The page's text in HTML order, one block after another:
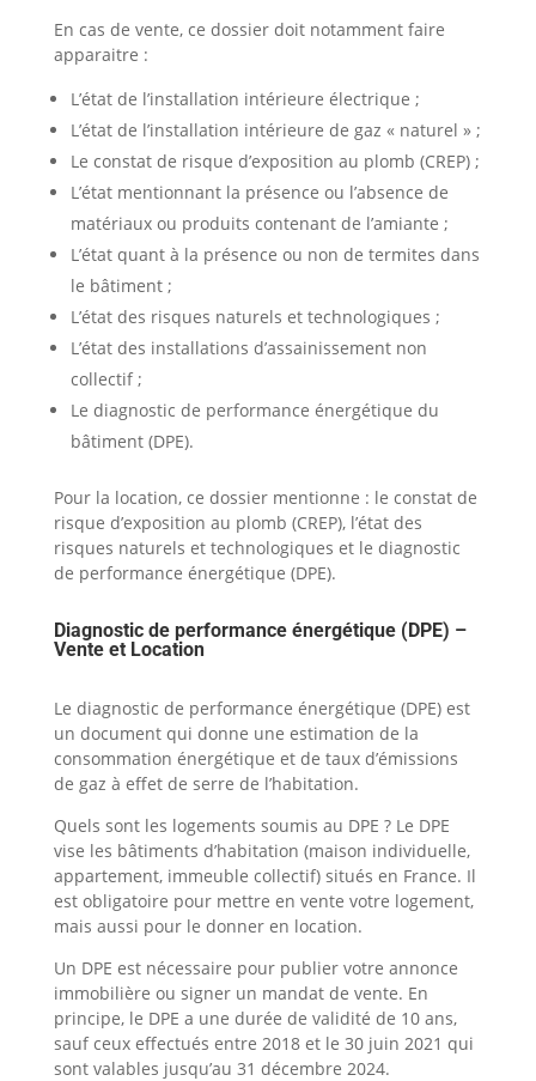
En cas de vente, ce dossier doit notamment faire
apparaitre :
L’état de l’installation intérieure électrique ;
L’état de l’installation intérieure de gaz « naturel » ;
Le constat de risque d’exposition au plomb (CREP) ;
L’état mentionnant la présence ou l’absence de
matériaux ou produits contenant de l’amiante ;
L’état quant à la présence ou non de termites dans
le bâtiment ;
L’état des risques naturels et technologiques ;
L’état des installations d’assainissement non
collectif ;
Le diagnostic de performance énergétique du
bâtiment (DPE).
Pour la location, ce dossier mentionne : le constat de
risque d’exposition au plomb (CREP), l’état des
risques naturels et technologiques et le diagnostic
de performance énergétique (DPE).
Diagnostic de performance énergétique (DPE) –
Vente et Location
Le diagnostic de performance énergétique (DPE) est
un document qui donne une estimation de la
consommation énergétique et de taux d’émissions
de gaz à effet de serre de l’habitation.
Quels sont les logements soumis au DPE ? Le DPE
vise les bâtiments d’habitation (maison individuelle,
appartement, immeuble collectif) situés en France. Il
est obligatoire pour mettre en vente votre logement,
mais aussi pour le donner en location.
Un DPE est nécessaire pour publier votre annonce
immobilière ou signer un mandat de vente. En
principe, le DPE a une durée de validité de 10 ans,
sauf ceux effectués entre 2018 et le 30 juin 2021 qui
sont valables jusqu’au 31 décembre 2024.